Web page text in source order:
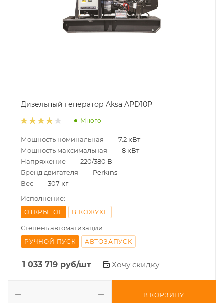
Дизельный генератор Aksa APD10P
Много
Мощность номинальная — 7.2 кВт
Мощность максимальная — 8 кВт
Напряжение — 220/380 В
Бренд двигателя — Perkins
Вес — 307 кг
Исполнение:
ОТКРЫТОЕ В КОЖУХЕ
Степень автоматизации:
РУЧНОЙ ПУСК АВТОЗАПУСК
1 033 719 руб/шт Хочу скидку
В КОРЗИНУ